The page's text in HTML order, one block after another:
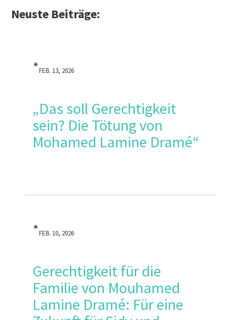
Neuste Beiträge:
✴︎
FEB. 13, 2026
„Das soll Gerechtigkeit
sein? Die Tötung von
Mohamed Lamine Dramé“
✴︎
FEB. 10, 2026
Gerechtigkeit für die
Familie von Mouhamed
Lamine Dramé: Für eine